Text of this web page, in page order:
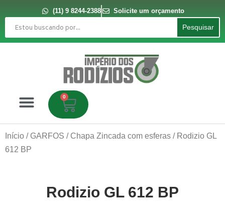
conteúdo
(11) 9 8244-2388
Solicite um orçamento
Pesquisar
Pesquisar
0
Carrinho
Início / GARFOS / Chapa Zincada com esferas / Rodizio GL
612 BP
Rodizio GL 612 BP